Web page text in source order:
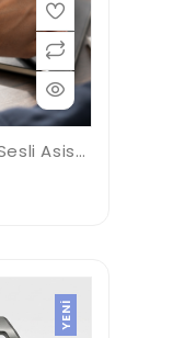
Akıllı Saat Yeni Model Sesli Asistan Bildirim Görme Bluetooth Bağlantılı Müzik Dinleme
YENI